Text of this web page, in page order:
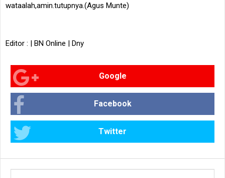
wataalah,amin.tutupnya.(Agus Munte)
Editor : | BN Online | Dny
Google
Facebook
Twitter